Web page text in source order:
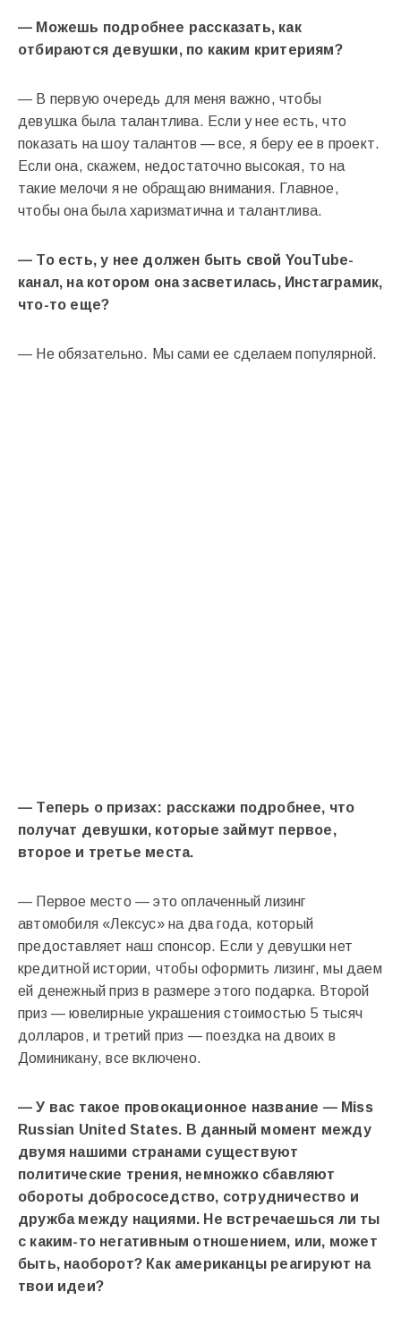
— Можешь подробнее рассказать, как
отбираются девушки, по каким критериям?
— В первую очередь для меня важно, чтобы
девушка была талантлива. Если у нее есть, что
показать на шоу талантов — все, я беру ее в проект.
Если она, скажем, недостаточно высокая, то на
такие мелочи я не обращаю внимания. Главное,
чтобы она была харизматична и талантлива.
— То есть, у нее должен быть свой YouTube-
канал, на котором она засветилась, Инстаграмик,
что-то еще?
— Не обязательно. Мы сами ее сделаем популярной.
— Теперь о призах: расскажи подробнее, что
получат девушки, которые займут первое,
второе и третье места.
— Первое место — это оплаченный лизинг
автомобиля «Лексус» на два года, который
предоставляет наш спонсор. Если у девушки нет
кредитной истории, чтобы оформить лизинг, мы даем
ей денежный приз в размере этого подарка. Второй
приз — ювелирные украшения стоимостью 5 тысяч
долларов, и третий приз — поездка на двоих в
Доминикану, все включено.
— У вас такое провокационное название — Miss
Russian United States. В данный момент между
двумя нашими странами существуют
политические трения, немножко сбавляют
обороты добрососедство, сотрудничество и
дружба между нациями. Не встречаешься ли ты
с каким-то негативным отношением, или, может
быть, наоборот? Как американцы реагируют на
твои идеи?